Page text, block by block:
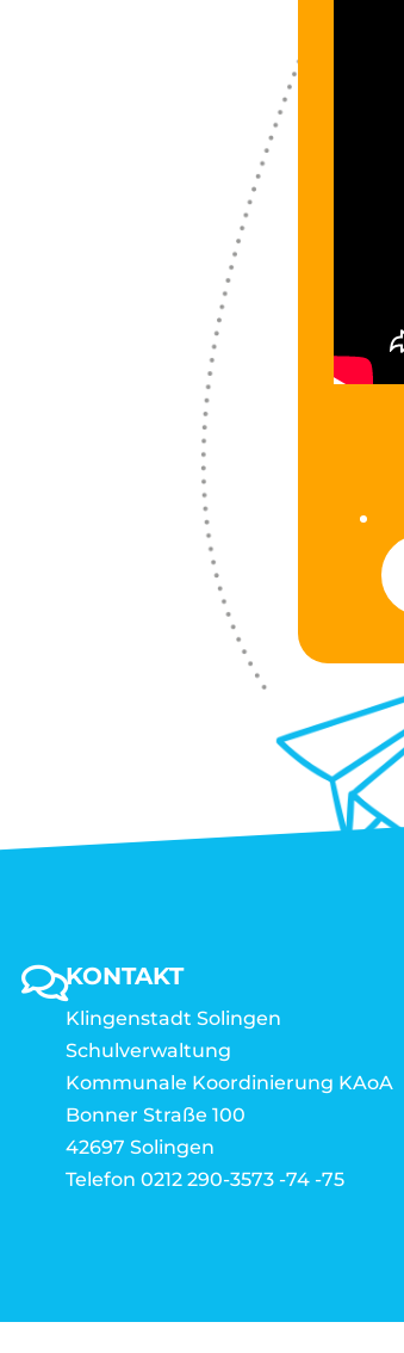
KONTAKT
Klingenstadt Solingen
Schulverwaltung
Kommunale Koordinierung KAoA
Bonner Straße 100
42697 Solingen
Telefon 0212 290-3573 -74 -75